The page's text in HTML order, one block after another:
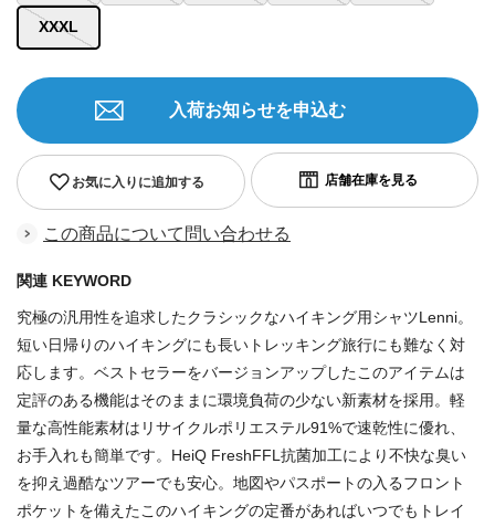
XXXL
お気に入りに追加する
入荷お知らせを申込む
この商品について問い合わせる
関連 KEYWORD
究極の汎用性を追求したクラシックなハイキング用シャツLenni。
短い日帰りのハイキングにも長いトレッキング旅行にも難なく対
応します。ベストセラーをバージョンアップしたこのアイテムは
定評のある機能はそのままに環境負荷の少ない新素材を採用。軽
量な高性能素材はリサイクルポリエステル91%で速乾性に優れ、
お手入れも簡単です。HeiQ FreshFFL抗菌加工により不快な臭い
を抑え過酷なツアーでも安心。地図やパスポートの入るフロント
ポケットを備えたこのハイキングの定番があればいつでもトレイ